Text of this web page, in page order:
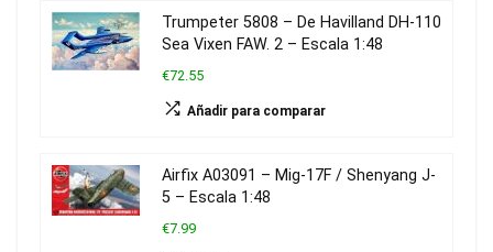
Trumpeter 5808 – De Havilland DH-110
Sea Vixen FAW. 2 – Escala 1:48
€72.55
Añadir para comparar
Airfix A03091 – Mig-17F / Shenyang J-
5 – Escala 1:48
€7.99